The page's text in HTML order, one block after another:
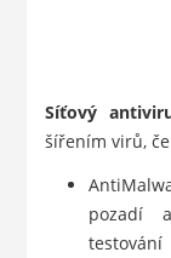
Síťový
šířením virů,
pozadí